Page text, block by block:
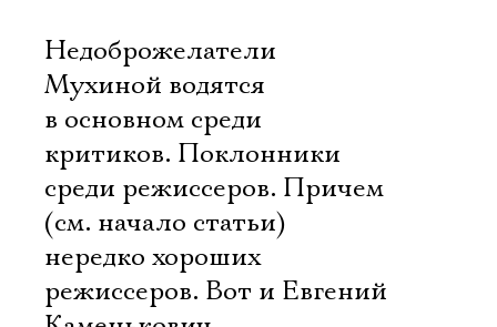
Недоброжелатели
Мухиной водятся
в основном среди
критиков. Поклонники 
среди режиссеров. Причем
(см. начало статьи)
нередко хороших
режиссеров. Вот и Евгений